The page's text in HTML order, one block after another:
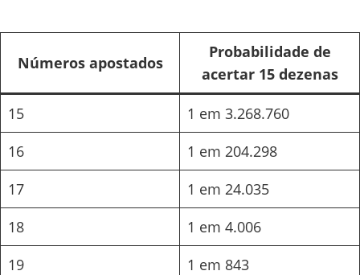
Números apostados
Probabilidade de
acertar 15 dezenas
15
1 em 3.268.760
16
1 em 204.298
17
1 em 24.035
18
1 em 4.006
19
1 em 843